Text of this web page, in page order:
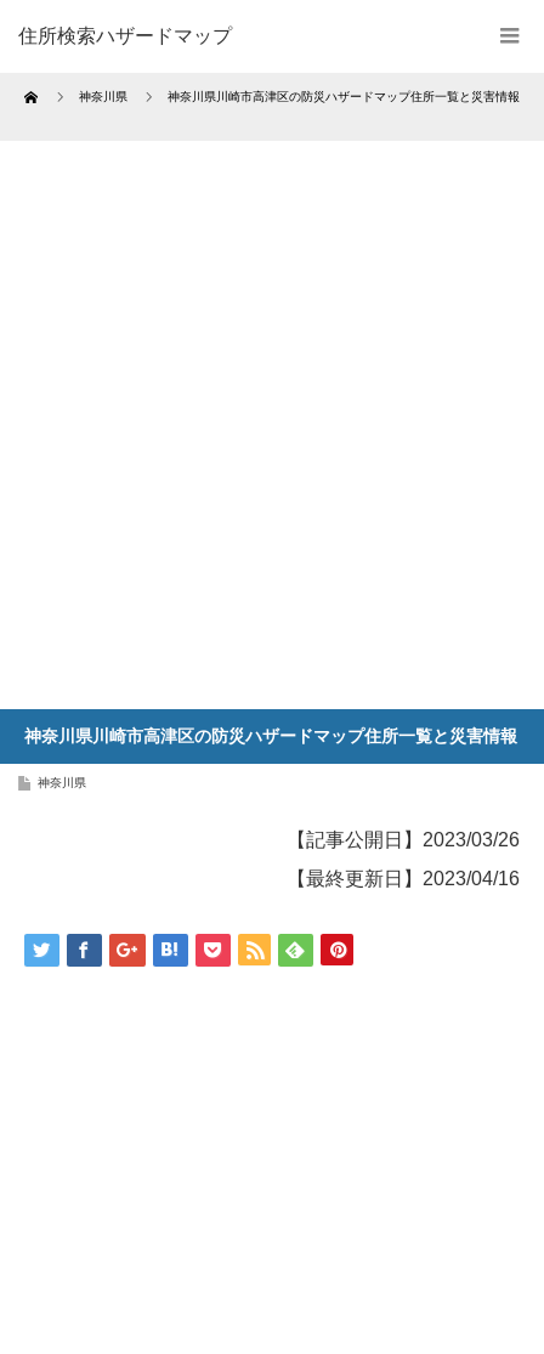
住所検索ハザードマップ
Home 神奈川県 神奈川県川崎市高津区の防災ハザードマップ住所一覧と災害情報
神奈川県川崎市高津区の防災ハザードマップ住所一覧と災害情報
神奈川県
【記事公開日】2023/03/26
【最終更新日】2023/04/16